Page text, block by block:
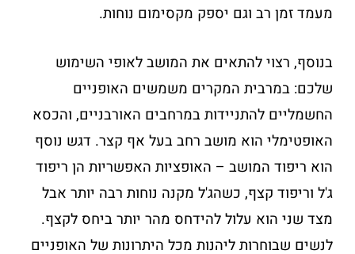
מעמד זמן רב וגם יספק מקסימום נוחות.
בנוסף, רצוי להתאים את המושב לאופי השימוש
שלכם: במרבית המקרים משמשים האופניים
החשמליים להתניידות במרחבים האורבניים, והכסא
האופטימלי הוא מושב רחב בעל אף קצר. דגש נוסף
הוא ריפוד המושב – האופציות האפשריות הן ריפוד
ג'ל וריפוד קצף, כשהג'ל מקנה נוחות רבה יותר אבל
מצד שני הוא עלול להידחס מהר יותר ביחס לקצף.
לנשים שבוחרות ליהנות מכל היתרונות של האופניים